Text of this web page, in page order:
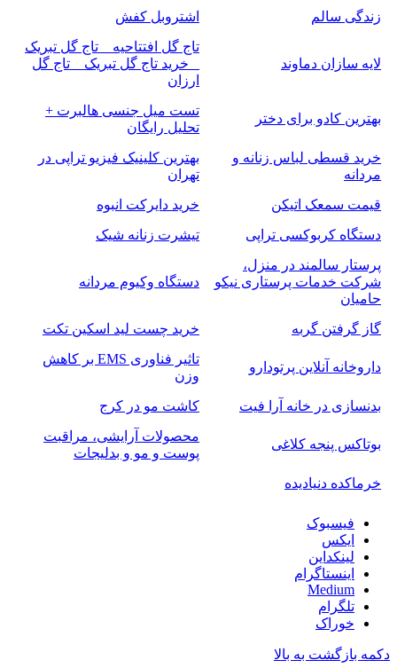
زندگی سالم
اشتروبل کفش
لایه سازان دماوند
تاج گل افتتاحیه _ تاج گل تبریک
_ خرید تاج گل تبریک _ تاج گل
ارزان
بهترین کادو برای دختر
تست میل جنسی هالبرت +
تحلیل رایگان
خرید قسطی لباس زنانه و
مردانه
بهترین کلینیک فیزیو تراپی در
تهران
قیمت سمعک اتیکن
خرید دایرکت انبوه
دستگاه کربوکسی تراپی
تیشرت زنانه شیک
پرستار سالمند در منزل،
شرکت خدمات پرستاری نیکو
حامیان
دستگاه وکیوم مردانه
گاز گرفتن گربه خرید چست لید اسکین تکت
داروخانه آنلاین پرتودارو
تاثیر فناوری EMS بر کاهش
وزن
بدنسازی در خانه آرا فیت
کاشت مو در کرج
بوتاکس پنجه کلاغی
محصولات آرایشی، مراقبت
پوست و مو و بدلیجات
خرماکده دنیادیده
فیسبوک
ایکس
لینکداین
اینستاگرام
Medium
تلگرام
خوراک
دکمه بازگشت به بالا